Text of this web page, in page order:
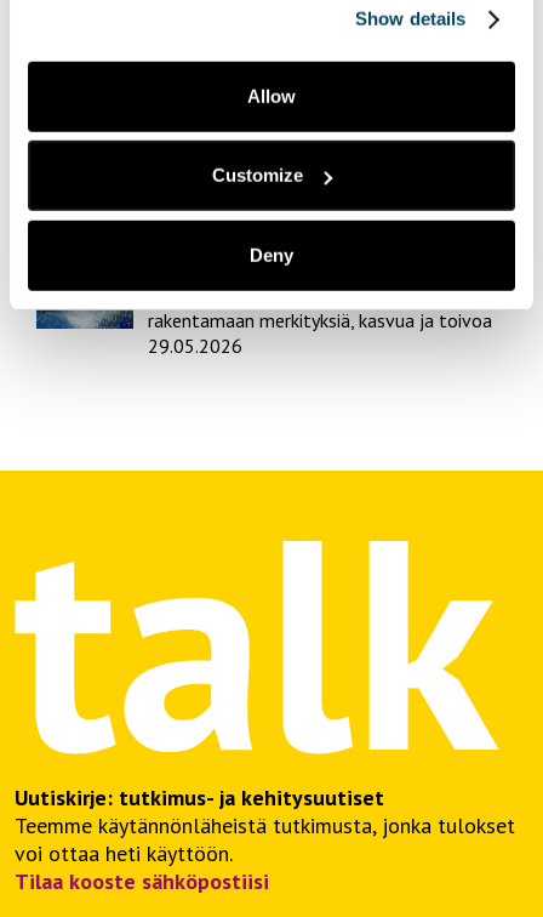
Show details
Allow
Customize
Deny
on lasten itse tuottaman taiteen ja
kulttuurin asema varhaiskasvatuksessa?
28.05.2026
Timo Tanskanen,
Valmis! – Tekemään taidetta sekä
rakentamaan merkityksiä, kasvua ja toivoa
29.05.2026
Uutiskirje: tutkimus- ja kehitysuutiset
Teemme käytännönläheistä tutkimusta, jonka tulokset
voi ottaa heti käyttöön.
Tilaa kooste sähköpostiisi